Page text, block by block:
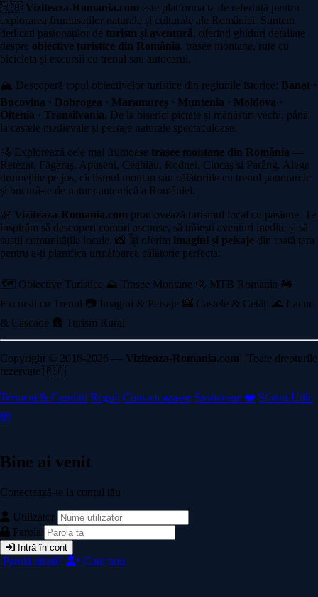
🇷🇴 Viziteaza-Romania.com este platforma ta de referință pentru
explorarea frumuseților naturale și culturale ale României. Suntem
dedicați pasionaților de turism și aventură, oferind ghiduri detaliate
despre obiective turistice din România, trasee montane, rute cu
bicicleta și excursii cu trenul sau autocarul.
🏔️ Descoperă topul obiectivelor turistice din regiunile istorice: Banat ·
Bucovina · Dobrogea · Maramureș · Muntenia · Moldova ·
Oltenia · Transilvania. De la biserici pictate și mănăstiri vechi, până
la castele medievale și peisaje naturale spectaculoase.
🚵 Explorează cele mai frumoase trasee montane din România —
Retezat, Făgăraș, Apuseni, Ceahlău, Rodnei, Ciucaș și Parâng. Alege
drumețiile pe jos, ciclismul montan sau călătoriile cu trenul panoramic
și bucură-te de natura autentică a României.
🌿 Viziteaza-Romania.com promovează turismul local cu pasiune. Te
inspirăm să descoperi comori ascunse, să trăiești aventuri inedite și să
susții comunitățile locale. 📸 Îți oferim imagini și peisaje din toată țara
pentru a-ți planifica următoarea călătorie perfectă.
🗺️ Obiective Turistice ⛰️ Trasee Montane 🚵 MTB Romania 🚂
Excursii cu Trenul 📷 Imagini & Peisaje 🏰 Castele & Cetăți 🌊 Lacuri
& Cascade 🛖 Turism Rural
Copyright © 2016-2026 — Viziteaza-Romania.com | Toate drepturile
rezervate 🇷🇴
Termeni & Conditii Reguli Contacteaza-ne Sustine-ne ❤️ Sfaturi Utile
🆘
Bine ai venit
Conectează-te la contul tău
Utilizator
Parolă
Intră în cont
Parolă uitată? Cont nou